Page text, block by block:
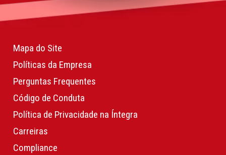
Mapa do Site
Políticas da Empresa
Perguntas Frequentes
Código de Conduta
Política de Privacidade na Íntegra
Carreiras
Compliance